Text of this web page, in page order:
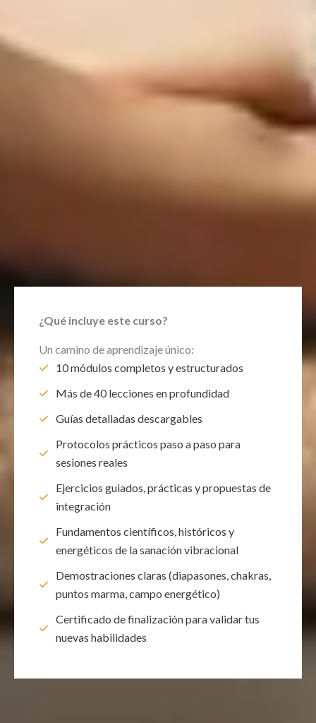
¿Qué incluye este curso?
Un camino de aprendizaje único:
10 módulos completos y estructurados
Más de 40 lecciones en profundidad
Guías detalladas descargables
Protocolos prácticos paso a paso para
sesiones reales
Ejercicios guiados, prácticas y propuestas de
integración
Fundamentos científicos, históricos y
energéticos de la sanación vibracional
Demostraciones claras (diapasones, chakras,
puntos marma, campo energético)
Certificado de finalización para validar tus
nuevas habilidades